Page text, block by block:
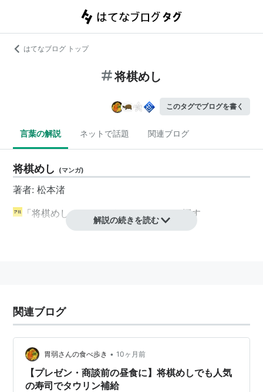
はてなブログ トップ
将棋めし
このタグでブログを書く
言葉の解説 ネットで話題 関連ブログ
将棋めし (マンガ)
著者: 松本渚
「将棋めし」のマンガのコマをアルで探す
解説の続きを読む
関連ブログ
胃弱さんの食べ歩き • 10ヶ月前
【プレゼン・商談前の昼食に】将棋めしでも人気
の寿司でタウリン補給